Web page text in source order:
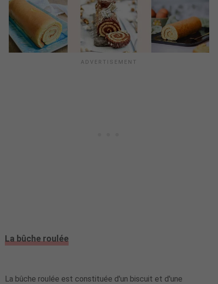
La bûche roulée
La bûche roulée est constituée d'un biscuit et d'une